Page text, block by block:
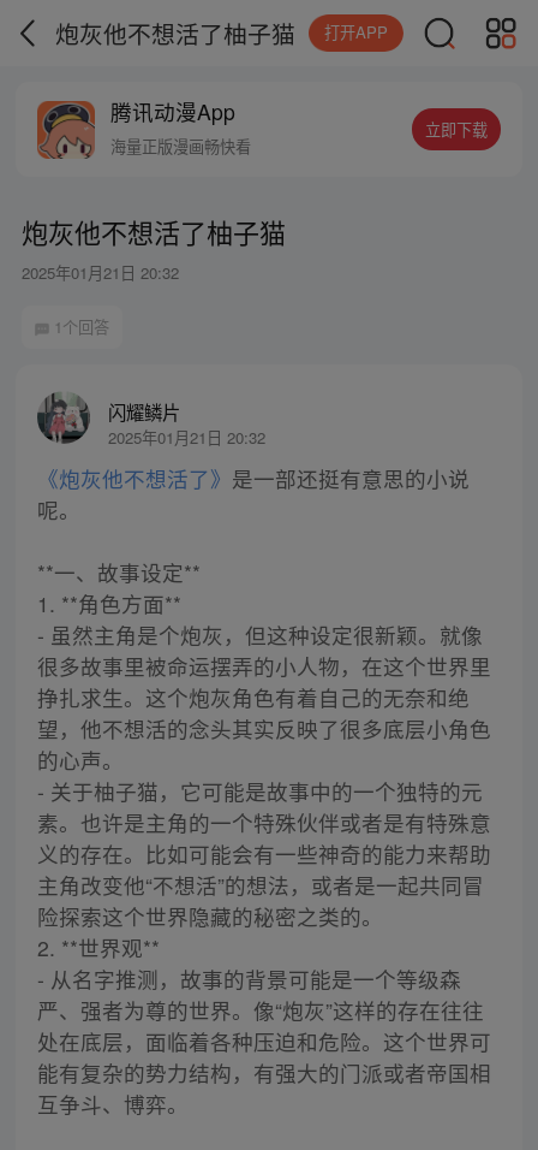
炮灰他不想活了柚子猫 打开APP
腾讯动漫App
海量正版漫画畅快看
立即下载
炮灰他不想活了柚子猫
2025年01月21日 20:32
1个回答
闪耀鳞片
2025年01月21日 20:32
《炮灰他不想活了》 是一部还挺有意思的小说
呢。
**一、故事设定**
1. **角色方面**
- 虽然主角是个炮灰，但这种设定很新颖。就像
很多故事里被命运摆弄的小人物，在这个世界里
挣扎求生。这个炮灰角色有着自己的无奈和绝
望，他不想活的念头其实反映了很多底层小角色
的心声。
- 关于柚子猫，它可能是故事中的一个独特的元
素。也许是主角的一个特殊伙伴或者是有特殊意
义的存在。比如可能会有一些神奇的能力来帮助
主角改变他“不想活”的想法，或者是一起共同冒
险探索这个世界隐藏的秘密之类的。
2. **世界观**
- 从名字推测，故事的背景可能是一个等级森
严、强者为尊的世界。像“炮灰”这样的存在往往
处在底层，面临着各种压迫和危险。这个世界可
能有复杂的势力结构，有强大的门派或者帝国相
互争斗、博弈。